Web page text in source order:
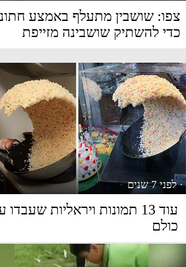
צפו: שושבין מתעלף באמצע
כדי להשתיק שושבינה מזייפת
· לפני 7 שנים
עוד 13 תמונות ויראליות שעבדו
כולם